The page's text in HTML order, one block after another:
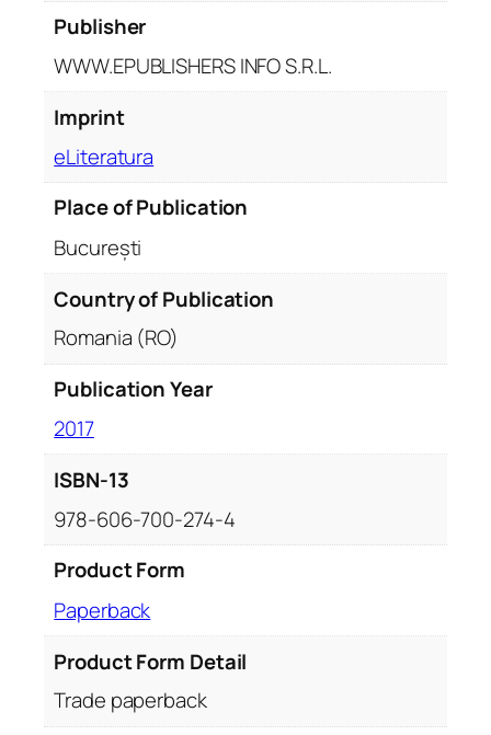
Publisher
WWW.EPUBLISHERS INFO S.R.L.
Imprint
eLiteratura
Place of Publication
București
Country of Publication
Romania (RO)
Publication Year
2017
ISBN-13
978-606-700-274-4
Product Form
Paperback
Product Form Detail
Trade paperback